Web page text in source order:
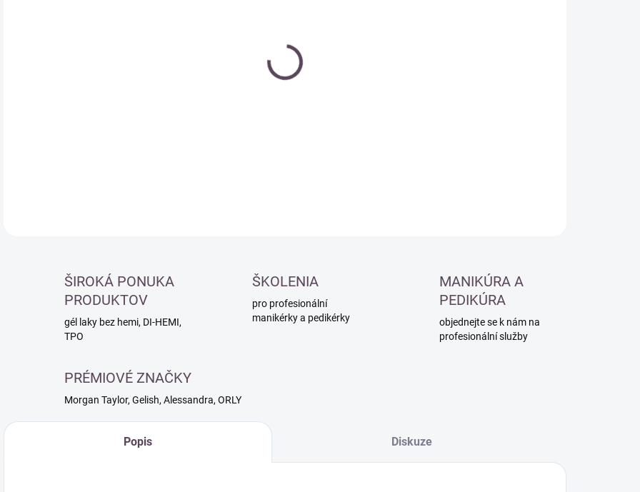
ŠIROKÁ PONUKA
PRODUKTOV
gél laky bez hemi, DI-HEMI,
TPO
ŠKOLENIA
pro profesionální
manikérky a pedikérky
MANIKÚRA A
PEDIKÚRA
objednejte se k nám na
profesionální služby
PRÉMIOVÉ ZNAČKY
Morgan Taylor, Gelish, Alessandra, ORLY
Popis Diskuze